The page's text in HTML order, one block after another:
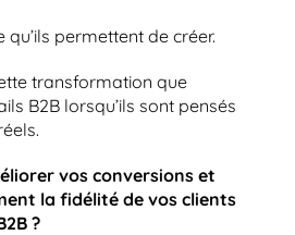
qu’ils permettent de créer.
transformation que
B2B lorsqu’ils sont pensés
vos conversions et
la fidélité de vos clients
?